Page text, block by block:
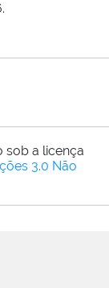
sob a licença
3.0 Não